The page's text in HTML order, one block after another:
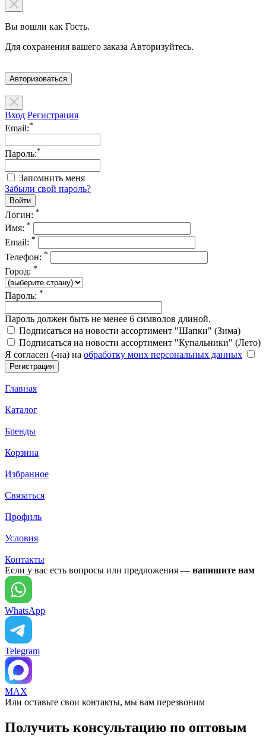
Вы вошли как Гость.
Для сохранения вашего заказа Авторизуйтесь.
Авторизоваться
Вход Регистрация
Email:*
Пароль:*
Запомнить меня
Забыли свой пароль?
Логин: *
Имя: *
Email: *
Телефон: *
Город: *
Пароль: *
Пароль должен быть не менее 6 символов длиной.
Подписаться на новости ассортимент "Шапки" (Зима)
Подписаться на новости ассортимент "Купальники" (Лето)
Я согласен (-на) на обработку моих персональных данных
Главная
Каталог
Бренды
Корзина
Избранное
Связаться
Профиль
Условия
Контакты
Если у вас есть вопросы или предложения — напишите нам
WhatsApp
Telegram
MAX
Или оставьте свои контакты, мы вам перезвоним
Получить консультацию по оптовым